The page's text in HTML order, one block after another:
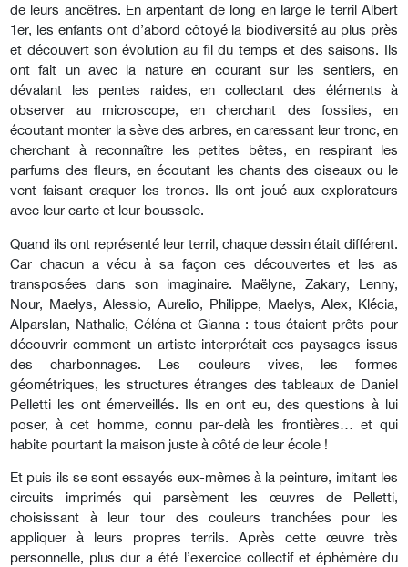
de leurs ancêtres. En arpentant de long en large le terril Albert
1er, les enfants ont d’abord côtoyé la biodiversité au plus près
et découvert son évolution au fil du temps et des saisons. Ils
ont fait un avec la nature en courant sur les sentiers, en
dévalant les pentes raides, en collectant des éléments à
observer au microscope, en cherchant des fossiles, en
écoutant monter la sève des arbres, en caressant leur tronc, en
cherchant à reconnaître les petites bêtes, en respirant les
parfums des fleurs, en écoutant les chants des oiseaux ou le
vent faisant craquer les troncs. Ils ont joué aux explorateurs
avec leur carte et leur boussole.
Quand ils ont représenté leur terril, chaque dessin était différent.
Car chacun a vécu à sa façon ces découvertes et les as
transposées dans son imaginaire. Maëlyne, Zakary, Lenny,
Nour, Maelys, Alessio, Aurelio, Philippe, Maelys, Alex, Klécia,
Alparslan, Nathalie, Céléna et Gianna : tous étaient prêts pour
découvrir comment un artiste interprétait ces paysages issus
des charbonnages. Les couleurs vives, les formes
géométriques, les structures étranges des tableaux de Daniel
Pelletti les ont émerveillés. Ils en ont eu, des questions à lui
poser, à cet homme, connu par-delà les frontières… et qui
habite pourtant la maison juste à côté de leur école !
Et puis ils se sont essayés eux-mêmes à la peinture, imitant les
circuits imprimés qui parsèment les œuvres de Pelletti,
choisissant à leur tour des couleurs tranchées pour les
appliquer à leurs propres terrils. Après cette œuvre très
personnelle, plus dur a été l’exercice collectif et éphémère du